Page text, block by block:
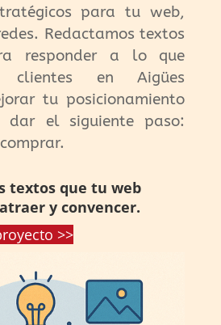
para tu web,
Redactamos textos
responder a lo que
clientes en Aigües
tu posicionamiento
el siguiente paso:
textos que tu web
y convencer.
>>